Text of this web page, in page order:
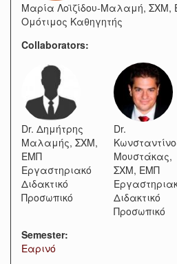
Μαρία Λοϊζίδου-Μαλαμή, ΣΧΜ,
Ομότιμος Καθηγητής
Collaborators:
Dr. Δημήτρης
Μαλαμής, ΣΧΜ,
ΕΜΠ
Εργαστηριακό
Διδακτικό
Προσωπικό
Dr.
Μουστάκας,
ΣΧΜ, ΕΜΠ
Διδακτικό
Προσωπικό
Semester:
Εαρινό